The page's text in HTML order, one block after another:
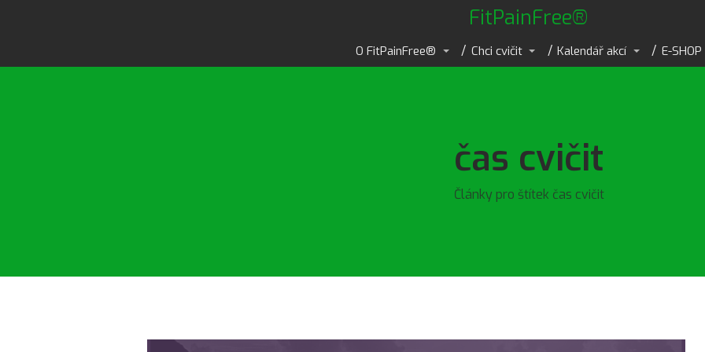
FitPainFree®
O FitPainFree® Chci cvičit Kalendář akcí E-SHOP
čas cvičit
Články pro štítek čas cvičit